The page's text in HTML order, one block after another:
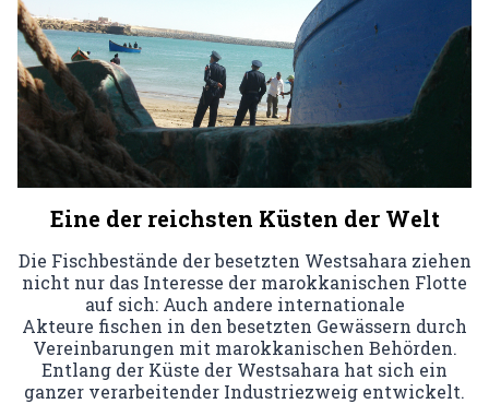
Eine der reichsten Küsten der Welt
Die Fischbestände der besetzten Westsahara ziehen
nicht nur das Interesse der marokkanischen Flotte
auf sich: Auch andere internationale
Akteure fischen in den besetzten Gewässern durch
Vereinbarungen mit marokkanischen Behörden.
Entlang der Küste der Westsahara hat sich ein
ganzer verarbeitender Industriezweig entwickelt.